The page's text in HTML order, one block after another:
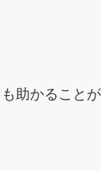
助かること